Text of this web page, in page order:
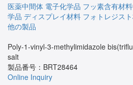
医薬中間体 電子化学品 フッ素含有材
学品 ディスプレイ材料 フォトレジス
他の製品
Poly-1-vinyl-3-methylimidazole
salt
製品番号： BRT28464
Online Inquiry